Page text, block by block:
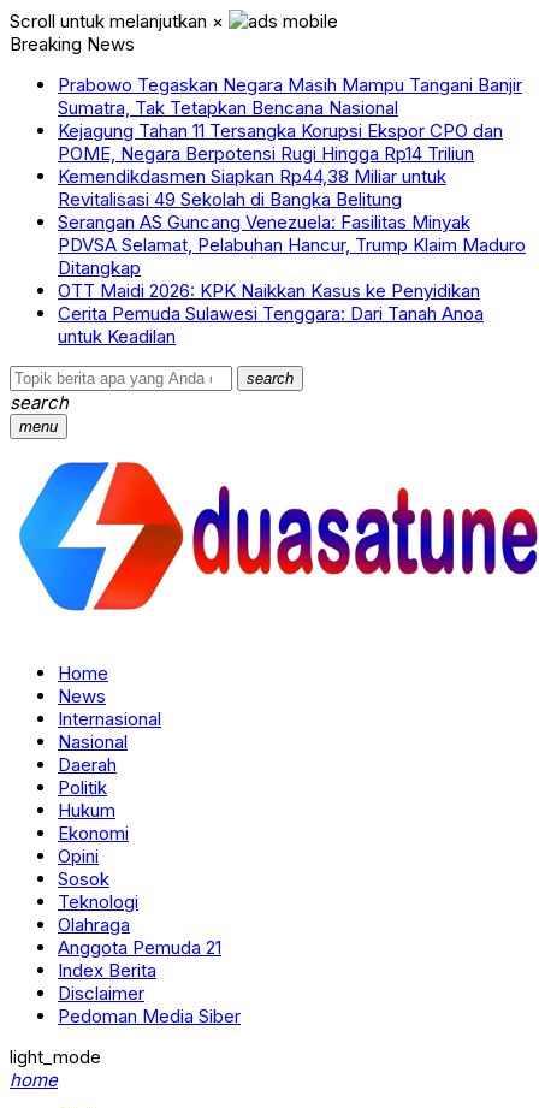
Scroll untuk melanjutkan ×
Breaking News
Prabowo Tegaskan Negara Masih Mampu Tangani Banjir
Sumatra, Tak Tetapkan Bencana Nasional
Kejagung Tahan 11 Tersangka Korupsi Ekspor CPO dan
POME, Negara Berpotensi Rugi Hingga Rp14 Triliun
Kemendikdasmen Siapkan Rp44,38 Miliar untuk
Revitalisasi 49 Sekolah di Bangka Belitung
Serangan AS Guncang Venezuela: Fasilitas Minyak
PDVSA Selamat, Pelabuhan Hancur, Trump Klaim Maduro
Ditangkap
OTT Maidi 2026: KPK Naikkan Kasus ke Penyidikan
Cerita Pemuda Sulawesi Tenggara: Dari Tanah Anoa
untuk Keadilan
search
search
menu
Home
News
Internasional
Nasional
Daerah
Politik
Hukum
Ekonomi
Opini
Sosok
Teknologi
Olahraga
Anggota Pemuda 21
Index Berita
Disclaimer
Pedoman Media Siber
light_mode
home